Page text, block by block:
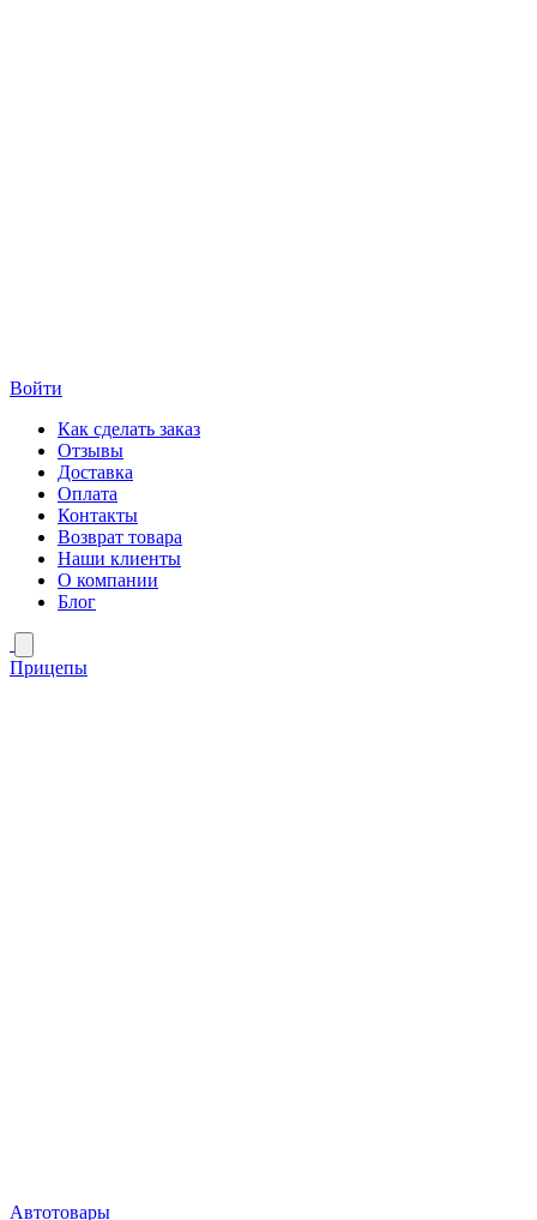
Войти
Как сделать заказ
Отзывы
Доставка
Оплата
Контакты
Возврат товара
Наши клиенты
О компании
Блог
Прицепы
Автотовары